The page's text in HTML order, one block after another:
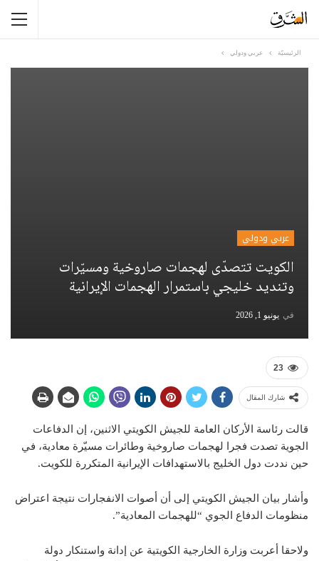
الرئيسيّة عربي ودولي
عربي ودولي
الكويت تتصدّى لهجمات صاروخية ومسيّرات
وتنديد خليجي باستمرار الهجمات الإيرانية
في يونيو 1, 2026
23
شارك المقال
قالت رئاسة الأركان العامة للجيش الكويتي الاثنين، إن الدفاعات
الجوية تصدت فجرا لهجمات صاروخية وطائرات مسيّرة معادية، في
حين نددت دول الخليج بالاستهدافات الإيرانية المتكررة للكويت.
وأشار بيان الجيش الكويتي إلى أن أصوات الانفجارات نتيجة اعتراض
منظومات الدفاع الجوي “للهجمات المعادية”.
ولاحقا أعربت وزارة الخارجية الكويتية عن إدانة واستنكار دولة